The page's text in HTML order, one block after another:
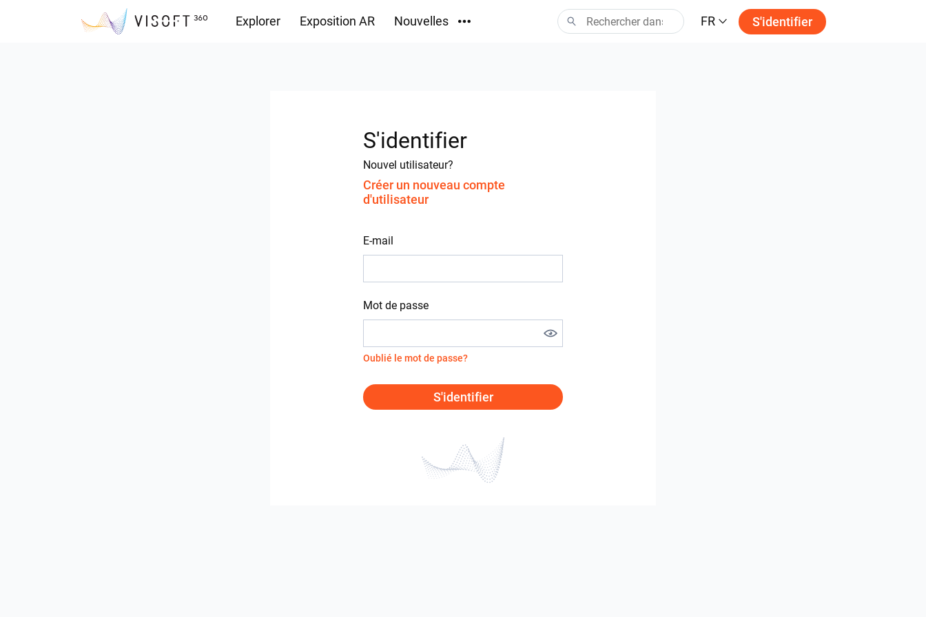
Explorer Exposition AR Nouvelles FR S'identifier
S'identifier
Nouvel utilisateur?
Créer un nouveau compte
d'utilisateur
E-mail
Mot de passe
Oublié le mot de passe?
S'identifier